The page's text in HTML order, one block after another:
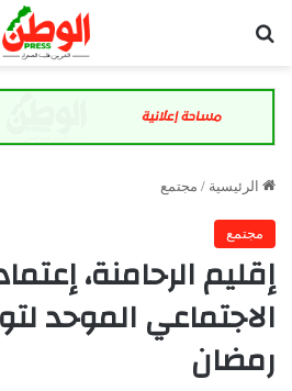
الرئيسية / مجتمع
مجتمع
إقليم الرحامنة،
الاجتماعي الموحد
رمضان